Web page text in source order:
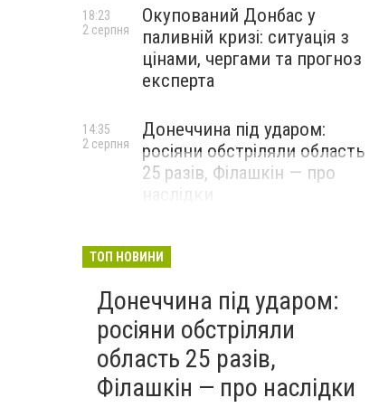
Окупований Донбас у
паливній кризі: ситуація з
цінами, чергами та прогноз
експерта
18:23
2 серпня
Донеччина під ударом:
росіяни обстріляли область
25 разів, Філашкін — про
14:35
2 серпня
ТОП НОВИНИ
Донеччина під ударом:
росіяни обстріляли
область 25 разів,
Філашкін — про наслідки